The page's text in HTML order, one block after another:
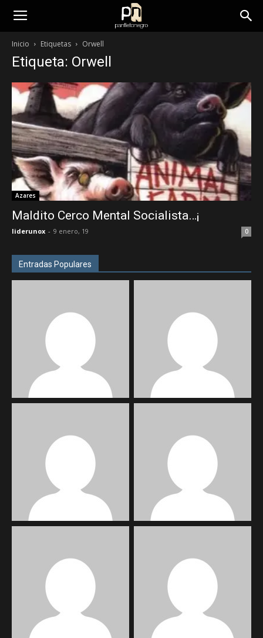
panfletonegro
Inicio Etiquetas Orwell
Etiqueta: Orwell
Azares
Maldito Cerco Mental Socialista…¡
liderunox - 9 enero, 19 0
Entradas Populares